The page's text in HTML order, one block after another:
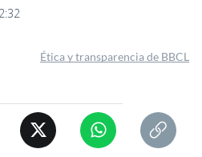
Ética y transparencia de BBCL